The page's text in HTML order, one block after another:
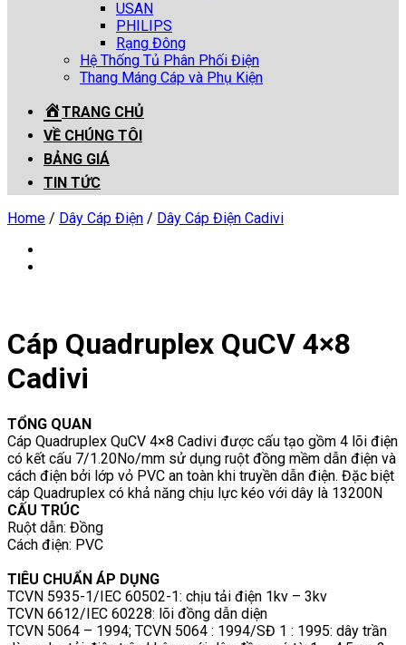
USAN
PHILIPS
Rạng Đông
Hệ Thống Tủ Phân Phối Điện
Thang Máng Cáp và Phụ Kiện
TRANG CHỦ
VỀ CHÚNG TÔI
BẢNG GIÁ
TIN TỨC
Home / Dây Cáp Điện / Dây Cáp Điện Cadivi
Cáp Quadruplex QuCV 4×8
Cadivi
TỔNG QUAN
Cáp Quadruplex QuCV 4×8 Cadivi được cấu tạo gồm 4 lõi điện
có kết cấu 7/1.20No/mm sử dụng ruột đồng mềm dẫn điện và
cách điện bởi lớp vỏ PVC an toàn khi truyền dẫn điện. Đặc biệt
cáp Quadruplex có khả năng chịu lực kéo với dây là 13200N
CẤU TRÚC
Ruột dẫn: Đồng
Cách điện: PVC
TIÊU CHUẨN ÁP DỤNG
TCVN 5935-1/IEC 60502-1: chịu tải điện 1kv – 3kv
TCVN 6612/IEC 60228: lõi đồng dẫn diện
TCVN 5064 – 1994; TCVN 5064 : 1994/SĐ 1 : 1995: dây trần